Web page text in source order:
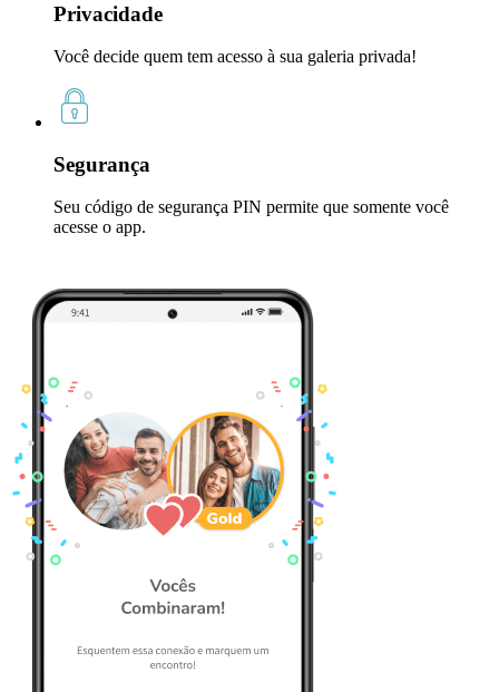
Privacidade
Você decide quem tem acesso à sua galeria privada!
Segurança
Seu código de segurança PIN permite que somente você
acesse o app.